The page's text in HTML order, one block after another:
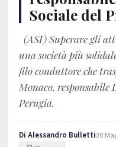
Sociale del
(ASI) Superare gli
una società più
filo conduttore che
Monaco, responsabile
Perugia.
Di Alessandro Bulletti30